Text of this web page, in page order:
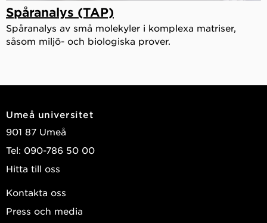
Spåranalys (TAP)
Spåranalys av små molekyler i komplexa matriser,
såsom miljö- och biologiska prover.
Umeå universitet
901 87 Umeå
Tel: 090-786 50 00
Hitta till oss
Kontakta oss
Press och media